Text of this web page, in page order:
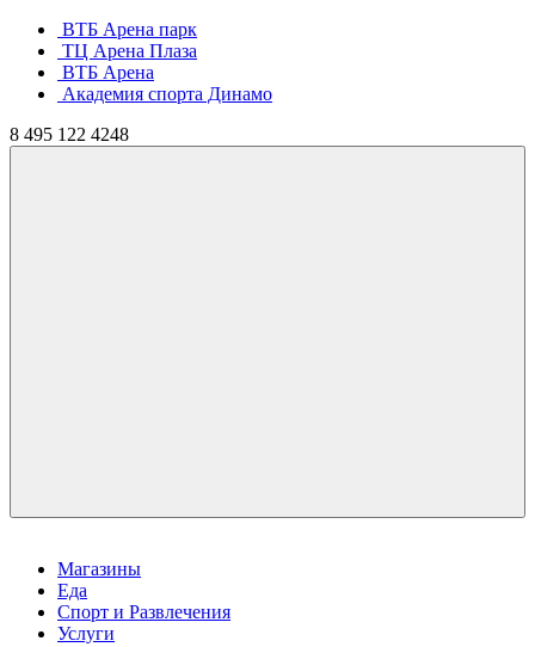
ВТБ Арена парк
ТЦ Арена Плаза
ВТБ Арена
Академия спорта Динамо
8 495 122 4248
Магазины
Еда
Спорт и Развлечения
Услуги